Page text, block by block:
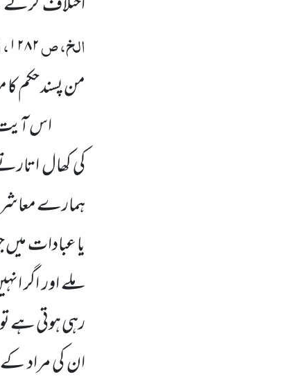
الخ، ص۱۲۸۲
من پسند حکم
اس آیت
کی کھال
ہمارے
یا عبادات
ملے اور اگر
رہی ہوتی ہے
ان کی مراد